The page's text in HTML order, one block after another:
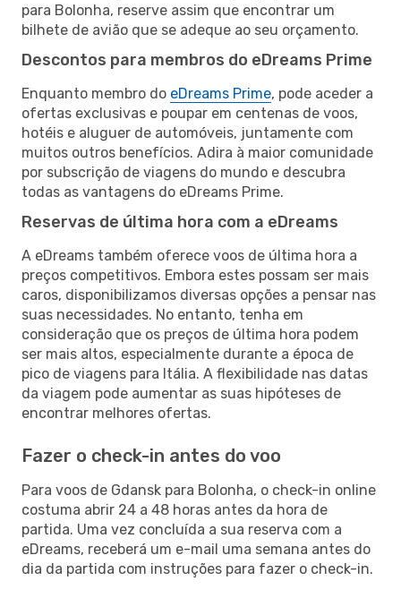
para Bolonha, reserve assim que encontrar um
bilhete de avião que se adeque ao seu orçamento.
Descontos para membros do eDreams Prime
Enquanto membro do eDreams Prime, pode aceder a
ofertas exclusivas e poupar em centenas de voos,
hotéis e aluguer de automóveis, juntamente com
muitos outros benefícios. Adira à maior comunidade
por subscrição de viagens do mundo e descubra
todas as vantagens do eDreams Prime.
Reservas de última hora com a eDreams
A eDreams também oferece voos de última hora a
preços competitivos. Embora estes possam ser mais
caros, disponibilizamos diversas opções a pensar nas
suas necessidades. No entanto, tenha em
consideração que os preços de última hora podem
ser mais altos, especialmente durante a época de
pico de viagens para Itália. A flexibilidade nas datas
da viagem pode aumentar as suas hipóteses de
encontrar melhores ofertas.
Fazer o check-in antes do voo
Para voos de Gdansk para Bolonha, o check-in online
costuma abrir 24 a 48 horas antes da hora de
partida. Uma vez concluída a sua reserva com a
eDreams, receberá um e-mail uma semana antes do
dia da partida com instruções para fazer o check-in.